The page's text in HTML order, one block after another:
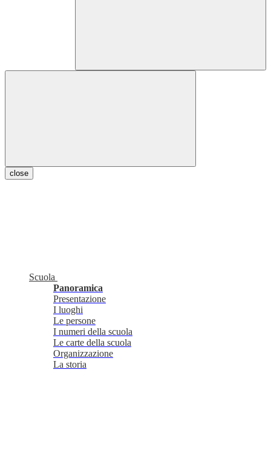
close
Scuola
Panoramica
Presentazione
I luoghi
Le persone
I numeri della scuola
Le carte della scuola
Organizzazione
La storia